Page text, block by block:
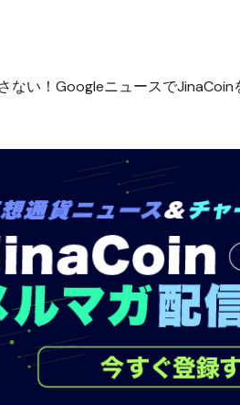
ない！GoogleニュースでJinaCoin